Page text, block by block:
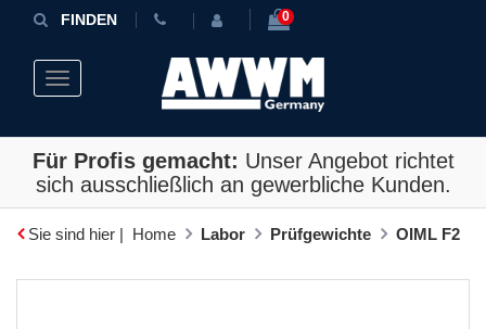
FINDEN 0
Toggle navigation
Für Profis gemacht: Unser Angebot richtet
sich ausschließlich an gewerbliche Kunden.
Sie sind hier | Home Labor Prüfgewichte OIML F2